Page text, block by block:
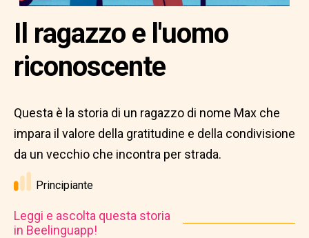
Il ragazzo e l'uomo
riconoscente
Questa è la storia di un ragazzo di nome Max che
impara il valore della gratitudine e della condivisione
da un vecchio che incontra per strada.
Principiante
Leggi e ascolta questa storia
in Beelinguapp!